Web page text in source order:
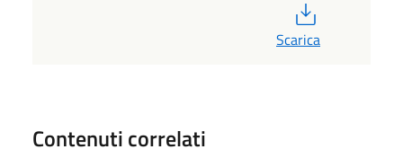
Scarica
Contenuti correlati